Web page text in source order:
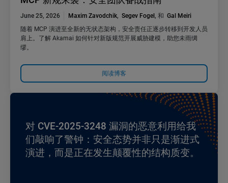
June 25, 2026 Maxim Zavodchik, Segev Fogel , 和 Gal Meiri
随着 MCP 演进至全新的无状态架构，安全责任正逐步转移到开发人员
肩上。了解 Akamai 如何针对新版规范开展威胁建模，助您未雨绸
缪。
阅读博客
对 CVE-2025-3248 漏洞的恶意利用给我
们敲响了警钟：安全态势并非只是渐进式
演进，而是正在发生颠覆性的结构质变。